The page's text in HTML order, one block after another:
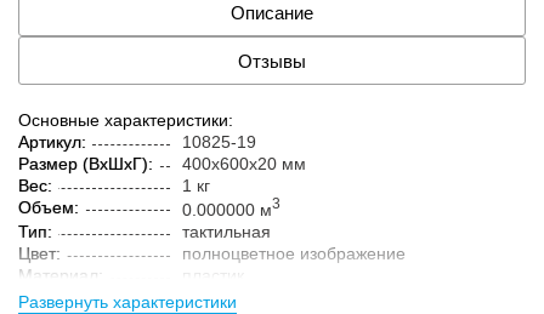
Описание
Отзывы
Основные характеристики:
Артикул:
10825-19
Размер (ВxШxГ):
400x600x20 мм
Вес:
1 кг
Объем:
0.000000 м3
Тип:
тактильная
Цвет:
полноцветное изображение
Материал:
Параметры упакованного товара:
Развернуть характеристики